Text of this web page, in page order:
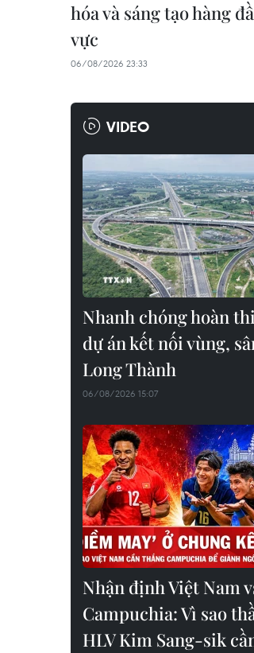
hóa và sáng tạo hàng
vực
06/08/2026 23:33
VIDEO
Nhanh chóng hoàn
dự án kết nối vùng,
Long Thành
06/08/2026 15:07
Nhận định Việt Nam
Campuchia: Vì sao
HLV Kim Sang-sik